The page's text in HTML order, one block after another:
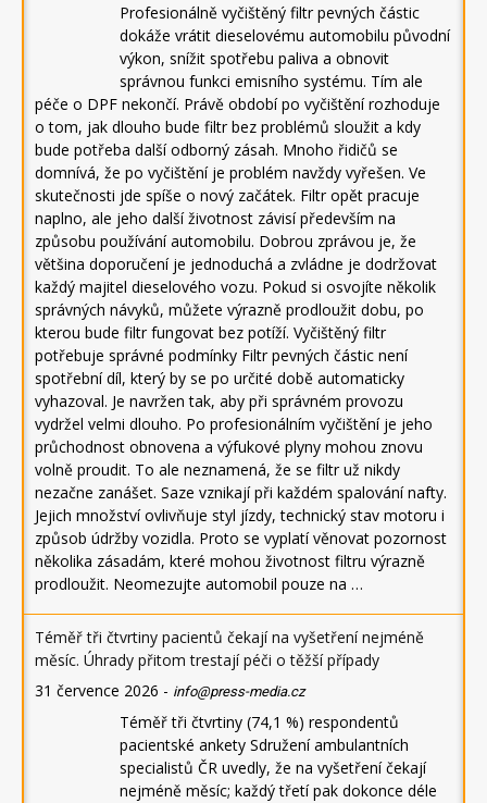
Profesionálně vyčištěný filtr pevných částic
dokáže vrátit dieselovému automobilu původní
výkon, snížit spotřebu paliva a obnovit
správnou funkci emisního systému. Tím ale
péče o DPF nekončí. Právě období po vyčištění rozhoduje
o tom, jak dlouho bude filtr bez problémů sloužit a kdy
bude potřeba další odborný zásah. Mnoho řidičů se
domnívá, že po vyčištění je problém navždy vyřešen. Ve
skutečnosti jde spíše o nový začátek. Filtr opět pracuje
naplno, ale jeho další životnost závisí především na
způsobu používání automobilu. Dobrou zprávou je, že
většina doporučení je jednoduchá a zvládne je dodržovat
každý majitel dieselového vozu. Pokud si osvojíte několik
správných návyků, můžete výrazně prodloužit dobu, po
kterou bude filtr fungovat bez potíží. Vyčištěný filtr
potřebuje správné podmínky Filtr pevných částic není
spotřební díl, který by se po určité době automaticky
vyhazoval. Je navržen tak, aby při správném provozu
vydržel velmi dlouho. Po profesionálním vyčištění je jeho
průchodnost obnovena a výfukové plyny mohou znovu
volně proudit. To ale neznamená, že se filtr už nikdy
nezačne zanášet. Saze vznikají při každém spalování nafty.
Jejich množství ovlivňuje styl jízdy, technický stav motoru i
způsob údržby vozidla. Proto se vyplatí věnovat pozornost
několika zásadám, které mohou životnost filtru výrazně
prodloužit. Neomezujte automobil pouze na …
Téměř tři čtvrtiny pacientů čekají na vyšetření nejméně
měsíc. Úhrady přitom trestají péči o těžší případy
31 července 2026 - info@press-media.cz
Téměř tři čtvrtiny (74,1 %) respondentů
pacientské ankety Sdružení ambulantních
specialistů ČR uvedly, že na vyšetření čekají
nejméně měsíc; každý třetí pak dokonce déle